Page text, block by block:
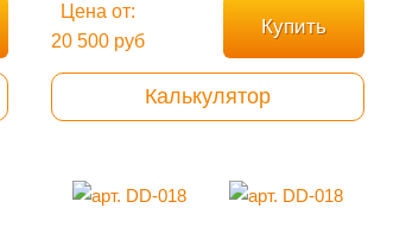
Цена от:
20 500 руб
Купить
Калькулятор